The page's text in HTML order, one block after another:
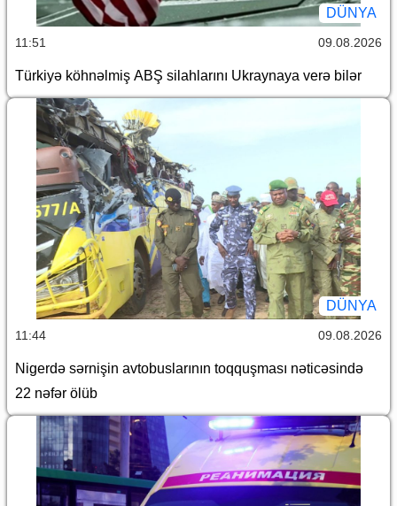
DÜNYA
11:51 09.08.2026
Türkiyə köhnəlmiş ABŞ silahlarını Ukraynaya verə bilər
DÜNYA
11:44 09.08.2026
Nigerdə sərnişin avtobuslarının toqquşması nəticəsində
22 nəfər ölüb